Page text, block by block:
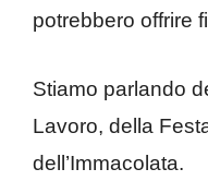
potrebbero offrire
Stiamo parlando
Lavoro, della
dell’Immacolata.